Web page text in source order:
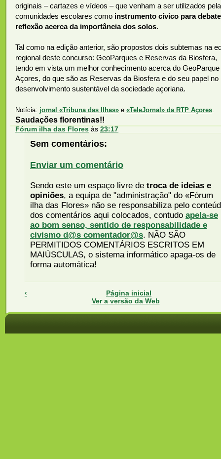
originais – cartazes e vídeos – que venham a ser utilizados
comunidades escolares como instrumento cívico para
reflexão acerca da importância dos solos.
Tal como na edição anterior, são propostos dois subtemas na
regional deste concurso: GeoParques e Reservas da Biosfera,
tendo em vista um melhor conhecimento acerca do GeoParque
Açores, do que são as Reservas da Biosfera e do seu papel no
desenvolvimento sustentável da sociedade açoriana.
Notícia: jornal «Tribuna das Ilhas» e «TeleJornal» da RTP Açores.
Saudações florentinas!!
Fórum ilha das Flores às 23:17
Sem comentários:
Enviar um comentário
Sendo este um espaço livre de troca de ideias e
opiniões, a equipa de "administração" do «Fórum
ilha das Flores» não se responsabiliza pelo
dos comentários aqui colocados, contudo apela-se
ao bom senso, sentido de responsabilidade e
civismo d@s comentador@s. NÃO SÃO
PERMITIDOS COMENTÁRIOS ESCRITOS EM
MAIÚSCULAS, o sistema informático apaga-os de
forma automática!
‹
Página inicial
Ver a versão da Web